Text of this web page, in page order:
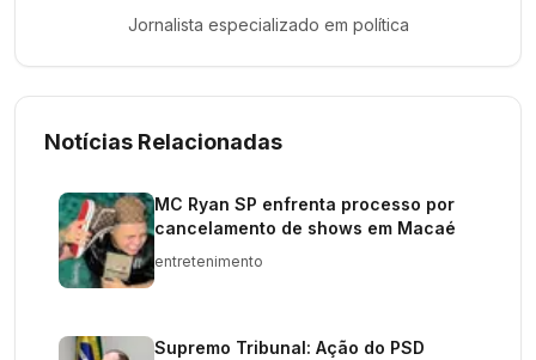
Jornalista especializado em política
Notícias Relacionadas
MC Ryan SP enfrenta processo por
cancelamento de shows em Macaé
entretenimento
Supremo Tribunal: Ação do PSD